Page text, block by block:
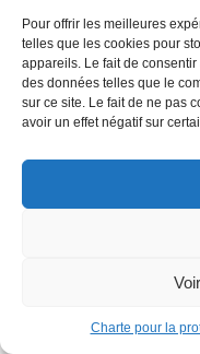
Pour offrir les meilleures
telles que les cookies pour
appareils. Le fait de
des données telles que le
sur ce site. Le fait de ne pas
avoir un effet négatif sur
Charte pour la